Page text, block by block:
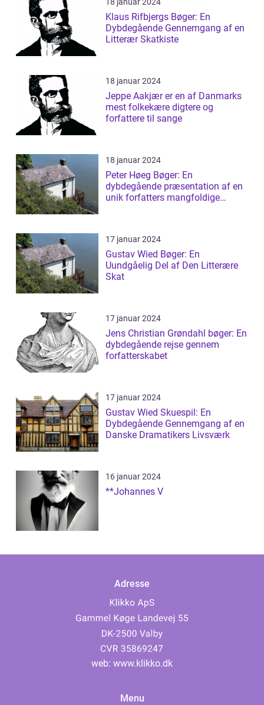
18 januar 2024
Klaus Rifbjergs Bøger: En
Dybdegående Gennemgang af en
Litterær Skatkiste
18 januar 2024
Jeppe Aakjær er en af Danmarks
mest folkekære digtere og
forfattere til sange
18 januar 2024
Peter Høeg Bøger: En
dybdegående præsentation af en
unik forfatters mangfoldige
17 januar 2024
Gustav Wied Bøger: En
Uundgåelig Del af Den Litterære
Skat
17 januar 2024
Jens Christian Grøndahl bøger: En
dybdegående rejse gennem
forfatterskabet
17 januar 2024
Gustav Wied Skuespil: En
Dybdegående Gennemgang af en
Danske Dramatikers Livsværk
16 januar 2024
**Johannes V
Adresse
web: www.klikko.dk
Menu